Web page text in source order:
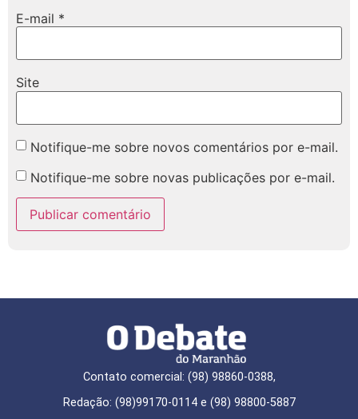
E-mail *
Site
Notifique-me sobre novos comentários por e-mail.
Notifique-me sobre novas publicações por e-mail.
Contato comercial: (98) 98860-0388,
Redação: (98)99170-0114 e (98) 98800-5887